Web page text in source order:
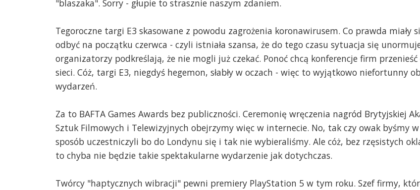
"blaszaka". Sorry - głupie to strasznie naszym zdaniem.
Tegoroczne targi E3 skasowane z powodu zagrożenia koronawirusem. Co prawda miały
odbyć na początku czerwca - czyli istniała szansa, że do tego czasu sytuacja się
organizatorzy podkreślają, że nie mogli już czekać. Ponoć chcą konferencje firm przenieść
sieci. Cóż, targi E3, niegdyś hegemon, słabły w oczach - więc to wyjątkowo niefortunny
wydarzeń.
Za to BAFTA Games Awards bez publiczności. Ceremonię wręczenia nagród Brytyjskiej
Sztuk Filmowych i Telewizyjnych obejrzymy więc w internecie. No, tak czy owak byśmy
sposób uczestniczyli bo do Londynu się i tak nie wybieraliśmy. Ale cóż, bez rzęsistych
to chyba nie będzie takie spektakularne wydarzenie jak dotychczas.
Twórcy "haptycznych wibracji" pewni premiery PlayStation 5 w tym roku. Szef firmy,